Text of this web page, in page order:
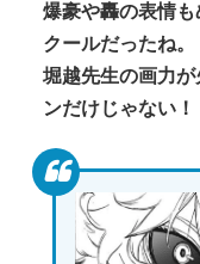
爆豪や轟の表情
クールだったね。
堀越先生の画力
ンだけじゃない！